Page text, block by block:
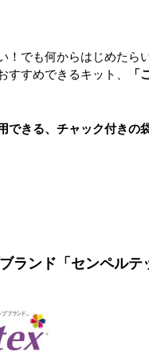
！でも何からはじめた
すすめできるキット、
できる、チャック付きの
ランド「センペルテ